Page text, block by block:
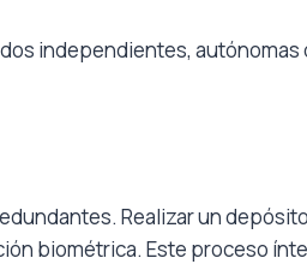
independientes,
Realizar un
biométrica. Este proceso